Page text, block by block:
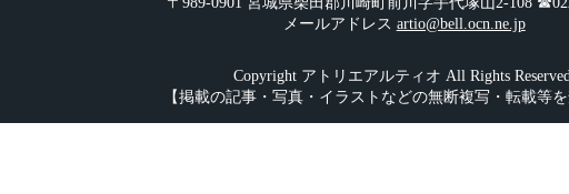
メールアドレス artio@bell.ocn.ne.jp
Copyright アトリエアルティオ All Rights Reserved.
【掲載の記事・写真・イラストなどの無断複写・転載等を